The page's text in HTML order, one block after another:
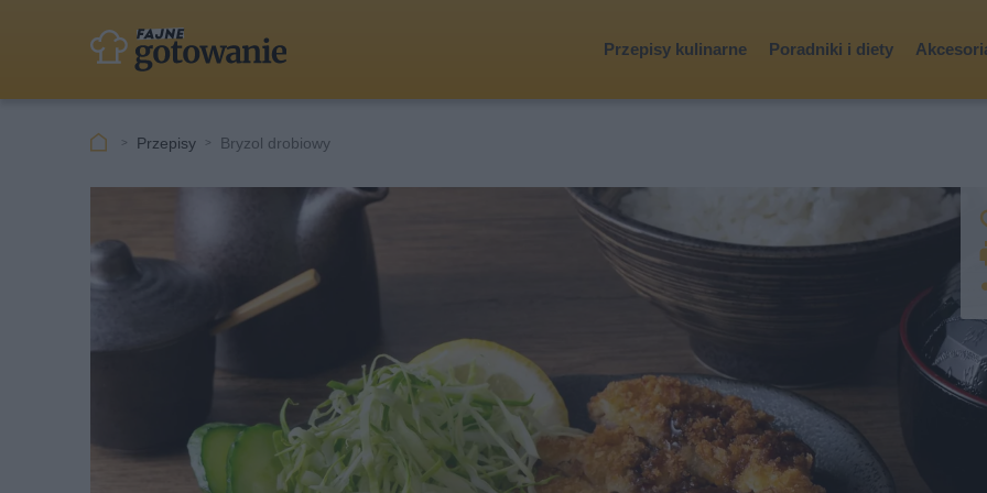
Przepisy kulinarne Poradniki i diety
Przepisy Bryzol drobiowy